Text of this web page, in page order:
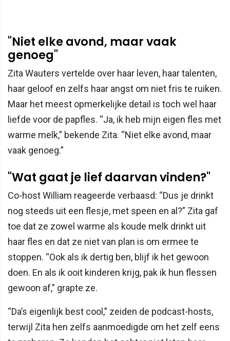
"Niet elke avond, maar vaak
genoeg"
Zita Wauters vertelde over haar leven, haar talenten,
haar geloof en zelfs haar angst om niet fris te ruiken.
Maar het meest opmerkelijke detail is toch wel haar
liefde voor de papfles. “Ja, ik heb mijn eigen fles met
warme melk,” bekende Zita. “Niet elke avond, maar
vaak genoeg.”
"Wat gaat je lief daarvan vinden?"
Co-host William reageerde verbaasd: “Dus je drinkt
nog steeds uit een flesje, met speen en al?” Zita gaf
toe dat ze zowel warme als koude melk drinkt uit
haar fles en dat ze niet van plan is om ermee te
stoppen. “Ook als ik dertig ben, blijf ik het gewoon
doen. En als ik ooit kinderen krijg, pak ik hun flessen
gewoon af,” grapte ze.
“Da’s eigenlijk best cool,” zeiden de podcast-hosts,
terwijl Zita hen zelfs aanmoedigde om het zelf eens